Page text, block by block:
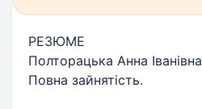
РЕЗЮМЕ
Полторацька Анна Іванівна
Повна зайнятість.